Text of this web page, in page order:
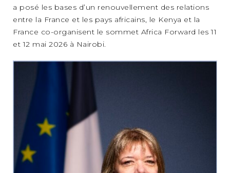
a posé les bases d’un renouvellement des relations
entre la France et les pays africains, le Kenya et la
France co-organisent le sommet Africa Forward les 11
et 12 mai 2026 à Nairobi.